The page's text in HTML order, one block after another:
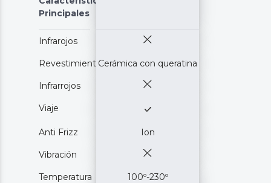
Principales
Infrarojos
RevestimientoCerámica con queratina
Infrarrojos
Viaje
Anti Frizz Ion
Vibración
Temperatura
100º-230º